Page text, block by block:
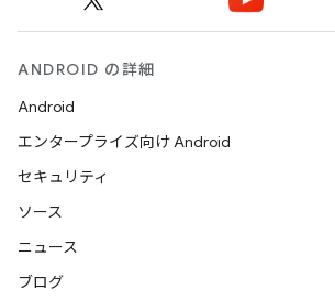
ANDROID の詳細
Android
エンタープライズ向け Android
セキュリティ
ソース
ニュース
ブログ